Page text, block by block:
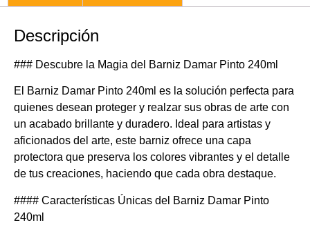
Descripción
### Descubre la Magia del Barniz Damar Pinto 240ml
El Barniz Damar Pinto 240ml es la solución perfecta para
quienes desean proteger y realzar sus obras de arte con
un acabado brillante y duradero. Ideal para artistas y
aficionados del arte, este barniz ofrece una capa
protectora que preserva los colores vibrantes y el detalle
de tus creaciones, haciendo que cada obra destaque.
#### Características Únicas del Barniz Damar Pinto
240ml